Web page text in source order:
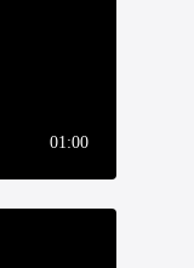
01:00